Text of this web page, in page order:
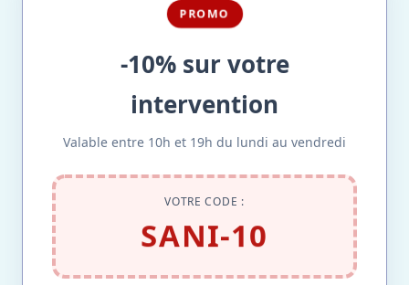
PROMO
-10% sur votre
intervention
Valable entre 10h et 19h du lundi au vendredi
VOTRE CODE :
SANI-10